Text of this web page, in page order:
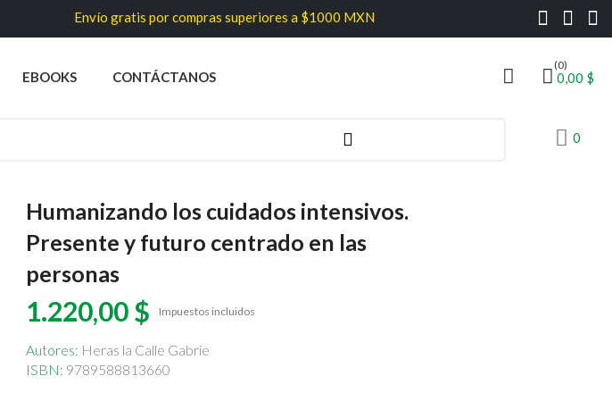
Envío gratis por compras superiores a $1000 MXN
EBOOKS CONTÁCTANOS 0,00 $
(0)
0
Humanizando los cuidados intensivos.
Presente y futuro centrado en las
personas
1.220,00 $ Impuestos incluidos
Autores: Heras la Calle Gabrie
ISBN: 9789588813660